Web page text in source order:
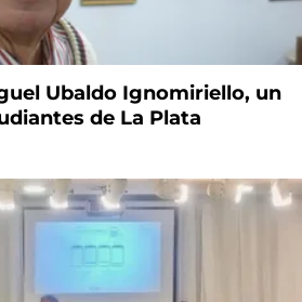
Ubaldo Ignomiriello, un
de La Plata